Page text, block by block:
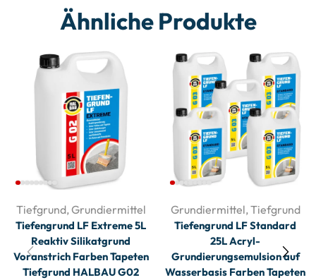
Ähnliche Produkte
Tiefgrund,Grundiermittel
Tiefengrund LF Extreme 5L
Reaktiv Silikatgrund
Voranstrich Farben Tapeten
Tiefgrund HALBAU G02
Grundiermittel,Tiefgrund
Tiefengrund LF Standard
25L Acryl-
Grundierungsemulsion auf
Wasserbasis Farben Tapeten